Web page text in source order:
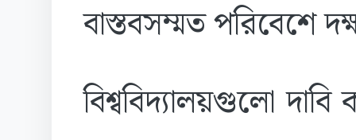
বাস্তবসম্মত পরিবেশে
বিশ্ববিদ্যালয়গুলো